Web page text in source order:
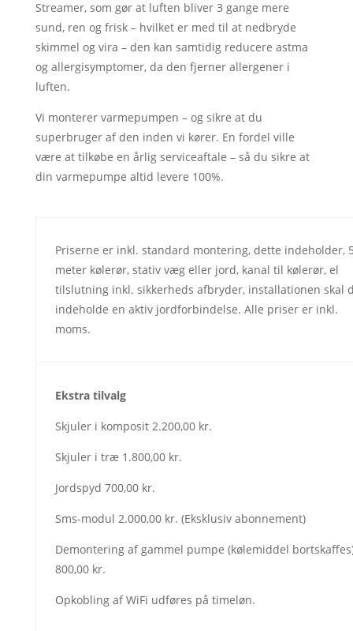
Streamer, som gør at luften bliver 3 gange mere
sund, ren og frisk – hvilket er med til at nedbryde
skimmel og vira – den kan samtidig reducere astma
og allergisymptomer, da den fjerner allergener i
luften.
Vi monterer varmepumpen – og sikre at du
superbruger af den inden vi kører. En fordel ville
være at tilkøbe en årlig serviceaftale – så du sikre at
din varmepumpe altid levere 100%.
Priserne er inkl. standard montering, dette indeholder,
meter kølerør, stativ væg eller jord, kanal til kølerør, el
tilslutning inkl. sikkerheds afbryder, installationen skal
indeholde en aktiv jordforbindelse. Alle priser er inkl.
moms.
Ekstra tilvalg
Skjuler i komposit 2.200,00 kr.
Skjuler i træ 1.800,00 kr.
Jordspyd 700,00 kr.
Sms-modul 2.000,00 kr. (Eksklusiv abonnement)
Demontering af gammel pumpe (kølemiddel
800,00 kr.
Opkobling af WiFi udføres på timeløn.